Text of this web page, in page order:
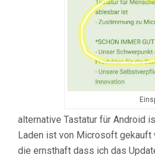
alternative Tastatur für Android
Laden ist von Microsoft gekauft
die ernsthaft dass ich das